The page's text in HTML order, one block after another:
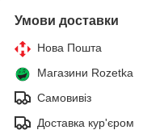
Умови доставки
Нова Пошта
Магазини Rozetka
Самовивіз
Доставка кур'єром